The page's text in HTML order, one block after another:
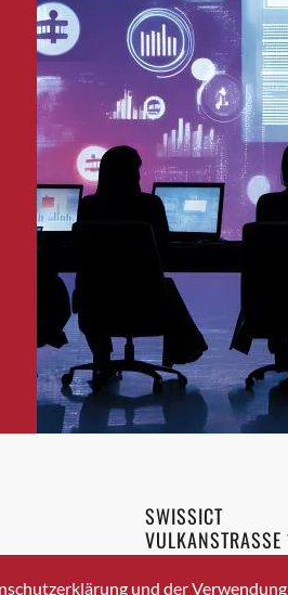
Bottighofen
Bremgarten bei Bern
Brig-Glis
Bronschhofen
Brugg
Brugg AG
Burgdorf
Bäretswil
Bülach
Cazis
Crissier
Davos Platz
SWISSICT
8048 ZURICH
und der